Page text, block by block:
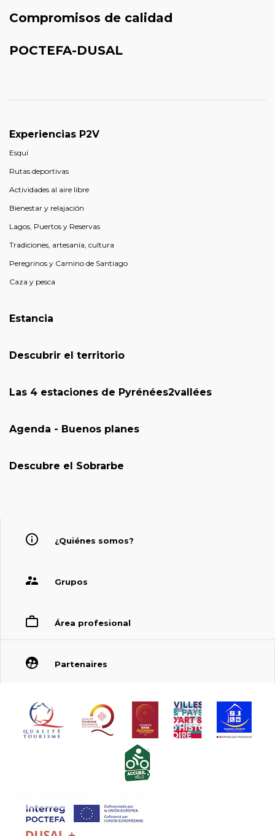
Compromisos de calidad
POCTEFA-DUSAL
Experiencias P2V
Esquí
Rutas deportivas
Actividades al aire libre
Bienestar y relajación
Lagos, Puertos y Reservas
Tradiciones, artesanía, cultura
Peregrinos y Camino de Santiago
Caza y pesca
Estancia
Descubrir el territorio
Las 4 estaciones de Pyrénées2vallées
Agenda - Buenos planes
Descubre el Sobrarbe
¿Quiénes somos?
Grupos
Área profesional
Partenaires